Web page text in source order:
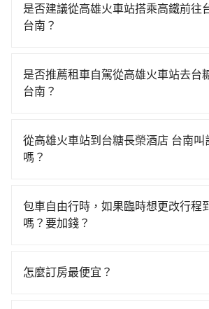
是否建議從高雄火車站搭乘高鐵前往
台南？
擇，高鐵較貴、費時、轉車麻煩！左
多時有76班車次，從最早05:50到
程車花費約200元、車程約21分鐘。
行進站、現場購票並於月台排隊的時
班的計程車，搭上小黃後約花24分鐘
抵達台糖長榮酒店 台南 (台南市東區)
府專車接送，則每人平均花費約330元
是否推薦租車自駕從高雄火車站去台
台南？
時不需要閉目養神（因為要自己開車
當天就要來回，那在高雄路邊可隨租
火車站到台糖長榮酒店 台南的花費預
$800~1,250（金額差異來自於平假日
的罰單都需自付。再者，和運的iRent
從高雄火車站到台糖長榮酒店 台南叫
嗎？
灣大車隊、Uber、Line Taxi、Yoxi等
到車，也可考慮打電話至高雄火車站
935~1,100元間。但如果要考慮到回
包車自由行時，如果臨時想更改行程
嗎？要加錢？
旅步可能會根據行經的路線是否超過
怎麼訂房最便宜？